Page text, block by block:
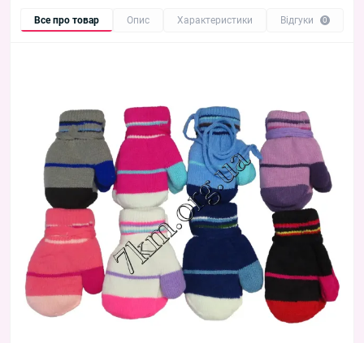
Все про товар Опис Характеристики Відгуки 0